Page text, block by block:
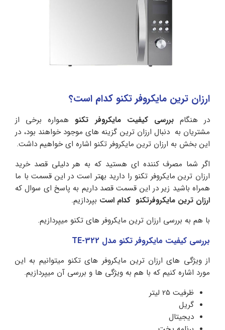
ارزان ترین مایکروفر تکنو کدام است؟
در هنگامبررسی کیفیت مایکروفر تکنوهمواره برخی از
مشتریان به دنبال ارزان ترین گزینه های موجود خواهند بود، در
این بخش به ارزان ترین مایکروفر تکنو اشاره ای خواهیم داشت.
اگر شما مصرف کننده ای هستید که به هر دلیلی قصد خرید
ارزان ترین مایکروفر تکنو را دارید بهتر است در این قسمت با ما
همراه باشید زیر در این قسمت قصد داریم به پاسخ ای سوال که
ارزان ترین مایکروفرتکنو کدام است بپردازیم.
با هم به بررسی ارزان ترین مایکروفر های تکنو میپردازیم.
بررسی کیفیت مایکروفر تکنو مدل TE-322
از ویژگی های ارزان ترین مایکروفر های تکنو میتوانیم به این
مورد اشاره کنیم که با هم به ویژگی ها و بررسی آن میپردازیم.
ظرفیت 25 لیتر
گریل
دیجیتال